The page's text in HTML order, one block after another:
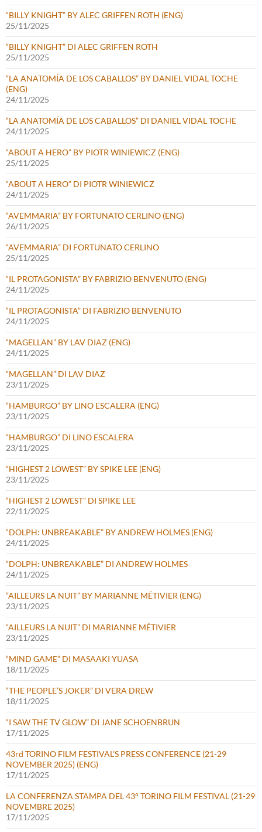
“BILLY KNIGHT” BY ALEC GRIFFEN ROTH (ENG)
25/11/2025
“BILLY KNIGHT” DI ALEC GRIFFEN ROTH
25/11/2025
“LA ANATOMÍA DE LOS CABALLOS” BY DANIEL VIDAL TOCHE
(ENG)
24/11/2025
“LA ANATOMÍA DE LOS CABALLOS” DI DANIEL VIDAL TOCHE
24/11/2025
“ABOUT A HERO” BY PIOTR WINIEWICZ (ENG)
25/11/2025
“ABOUT A HERO” DI PIOTR WINIEWICZ
24/11/2025
“AVEMMARIA” BY FORTUNATO CERLINO (ENG)
26/11/2025
“AVEMMARIA” DI FORTUNATO CERLINO
25/11/2025
“IL PROTAGONISTA” BY FABRIZIO BENVENUTO (ENG)
24/11/2025
“IL PROTAGONISTA” DI FABRIZIO BENVENUTO
24/11/2025
“MAGELLAN” BY LAV DIAZ (ENG)
24/11/2025
“MAGELLAN” DI LAV DIAZ
23/11/2025
“HAMBURGO” BY LINO ESCALERA (ENG)
23/11/2025
“HAMBURGO” DI LINO ESCALERA
23/11/2025
“HIGHEST 2 LOWEST” BY SPIKE LEE (ENG)
23/11/2025
“HIGHEST 2 LOWEST” DI SPIKE LEE
22/11/2025
“DOLPH: UNBREAKABLE” BY ANDREW HOLMES (ENG)
24/11/2025
“DOLPH: UNBREAKABLE” DI ANDREW HOLMES
24/11/2025
“AILLEURS LA NUIT” BY MARIANNE MÉTIVIER (ENG)
23/11/2025
“AILLEURS LA NUIT” DI MARIANNE MÉTIVIER
23/11/2025
“MIND GAME” DI MASAAKI YUASA
18/11/2025
“THE PEOPLE’S JOKER” DI VERA DREW
18/11/2025
“I SAW THE TV GLOW” DI JANE SCHOENBRUN
17/11/2025
43rd TORINO FILM FESTIVAL’S PRESS CONFERENCE (21-29
NOVEMBER 2025) (ENG)
17/11/2025
LA CONFERENZA STAMPA DEL 43° TORINO FILM FESTIVAL (21-29
NOVEMBRE 2025)
17/11/2025